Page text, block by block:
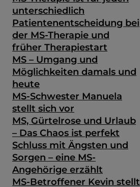
unterschiedlich
Patientenentscheidung bei
der MS-Therapie und
früher Therapiestart
MS – Umgang und
Möglichkeiten damals und
heute
MS-Schwester Manuela
stellt sich vor
MS, Gürtelrose und Urlaub
– Das Chaos ist perfekt
Schluss mit Ängsten und
Sorgen – eine MS-
Angehörige erzählt
MS-Betroffener Kevin stellt